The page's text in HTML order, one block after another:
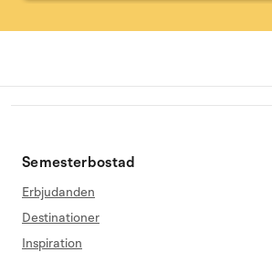
Semesterbostad
Erbjudanden
Destinationer
Inspiration